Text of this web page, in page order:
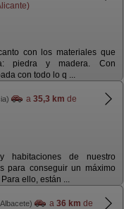
con los materiales que
piedra y madera. Con
con todo lo q ...
a 35,3 km de
habitaciones de nuestro
para conseguir un máximo
ello, están ...
a 36 km de